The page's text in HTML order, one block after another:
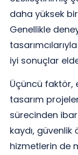
daha yüksek
Genellikle
iyi sonuçlar
Üçüncü faktör,
tasarım
sürecinden
kaydı,
hizmetlerin de